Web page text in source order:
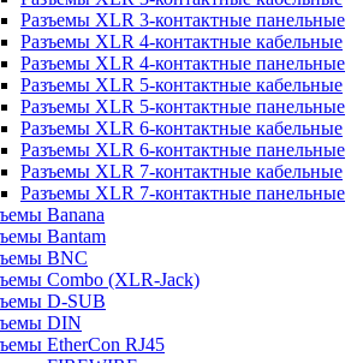
Разъемы XLR 3-контактные панельные
Разъемы XLR 4-контактные кабельные
Разъемы XLR 4-контактные панельные
Разъемы XLR 5-контактные кабельные
Разъемы XLR 5-контактные панельные
Разъемы XLR 6-контактные кабельные
Разъемы XLR 6-контактные панельные
Разъемы XLR 7-контактные кабельные
Разъемы XLR 7-контактные панельные
Banana
Bantam
BNC
Combo (XLR-Jack)
D-SUB
DIN
EtherCon RJ45